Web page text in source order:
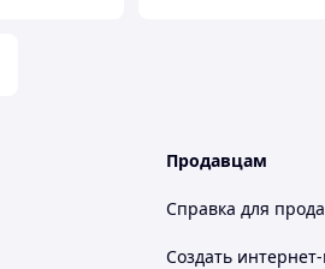
Продавцам
Справка для
Создать